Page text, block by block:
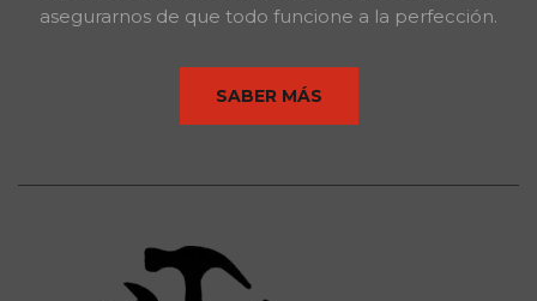
asegurarnos de que todo funcione a la perfección.
SABER MÁS